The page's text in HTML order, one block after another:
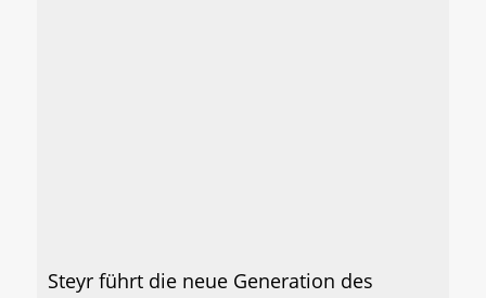
Steyr führt die neue Generation des